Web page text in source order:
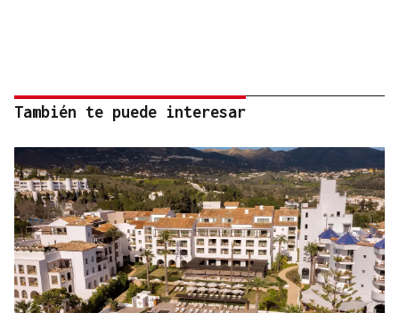
También te puede interesar